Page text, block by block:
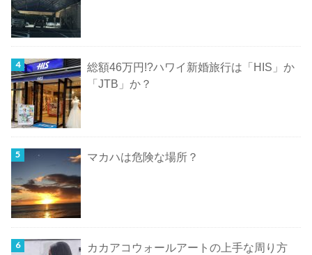
総額46万円!?ハワイ新婚旅行は「HIS」か
「JTB」か？
マカハは危険な場所？
カカアコウォールアートの上手な周り方